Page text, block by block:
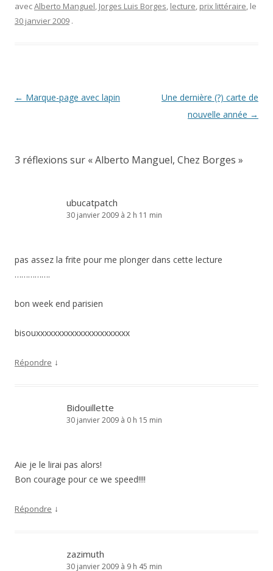
avecAlberto Manguel, Jorges Luis Borges, lecture, prix littéraire, le
30 janvier 2009 .
Navigation
← Marque-page avec lapin
Une dernière (?) carte de
nouvelle année →
3 réflexions sur «Alberto Manguel, Chez Borges »
ubucatpatch
30 janvier 2009 à 2 h 11 min
pas assez la frite pour me plonger dans cette lecture
…………….
bon week end parisien
bisouxxxxxxxxxxxxxxxxxxxxxx
Répondre ↓
Bidouillette
30 janvier 2009 à 0 h 15 min
Aie je le lirai pas alors!
Bon courage pour ce we speed!!!!
Répondre ↓
zazimuth
30 janvier 2009 à 9 h 45 min